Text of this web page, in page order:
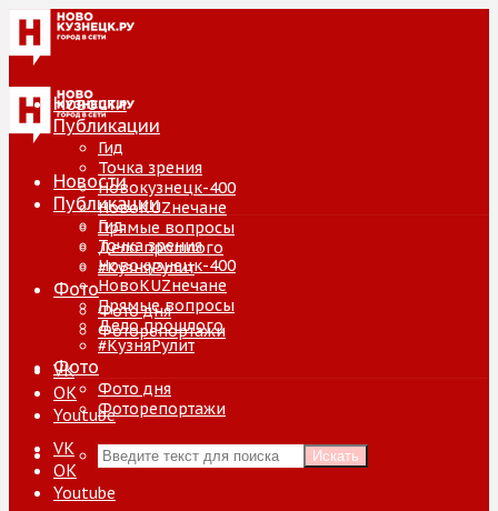
Новости
Публикации
Гид
Точка зрения
Новокузнецк-400
НовоKUZнечане
Прямые вопросы
Дело прошлого
#КузняРулит
Фото
Фото дня
Фоторепортажи
VK
ОК
Youtube
Искать
Новости
Публикации
Гид
Точка зрения
Новокузнецк-400
НовоKUZнечане
Прямые вопросы
Дело прошлого
#КузняРулит
Фото
Фото дня
Фоторепортажи
VK
ОК
Youtube